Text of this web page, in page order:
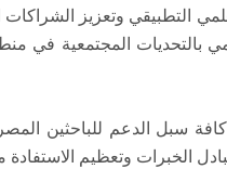
التطبيقي وتعزيز الشراكات
بالتحديات المجتمعية في
سبل الدعم للباحثين
الخبرات وتعظيم